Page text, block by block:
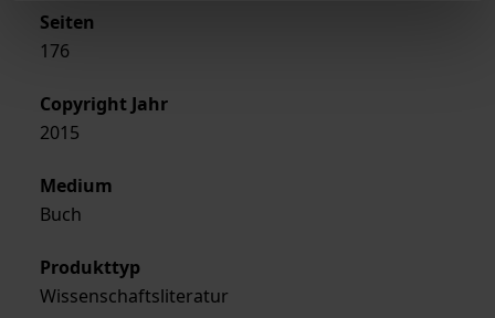
Seiten
176
Copyright Jahr
2015
Medium
Buch
Produkttyp
Wissenschaftsliteratur